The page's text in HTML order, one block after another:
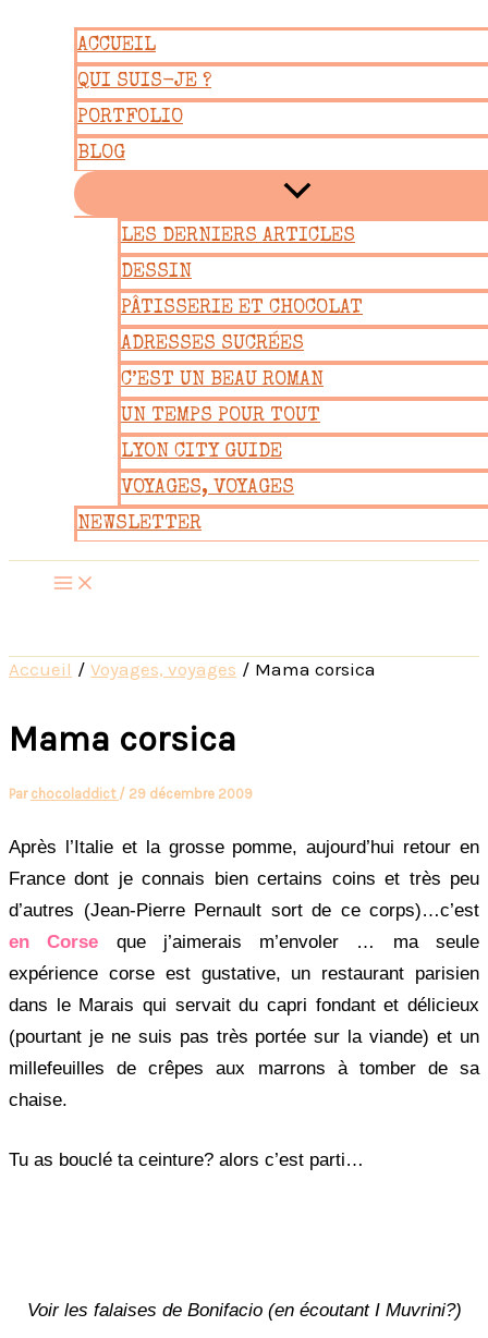
contenu
ACCUEIL
QUI SUIS-JE ?
PORTFOLIO
BLOG
LES DERNIERS ARTICLES
DESSIN
PÂTISSERIE ET CHOCOLAT
ADRESSES SUCRÉES
C’EST UN BEAU ROMAN
UN TEMPS POUR TOUT
LYON CITY GUIDE
VOYAGES, VOYAGES
NEWSLETTER
Accueil Voyages, voyages Mama corsica
Mama corsica
Par chocoladdict / 29 décembre 2009
Après l’Italie et la grosse pomme, aujourd’hui retour en
France dont je connais bien certains coins et très peu
d’autres (Jean-Pierre Pernault sort de ce corps)…c’est
en Corse que j’aimerais m’envoler … ma seule
expérience corse est gustative, un restaurant parisien
dans le Marais qui servait du capri fondant et délicieux
(pourtant je ne suis pas très portée sur la viande) et un
millefeuilles de crêpes aux marrons à tomber de sa
chaise.
Tu as bouclé ta ceinture? alors c’est parti…
Voir les falaises de Bonifacio (en écoutant I Muvrini?)